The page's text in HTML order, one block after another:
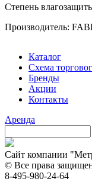
Степень
Производитель:
Каталог
Схема
Бренды
Акции
Контакты
Аренда
Форма поиска
Сайт компании
© Все права
8-495-980-24-64